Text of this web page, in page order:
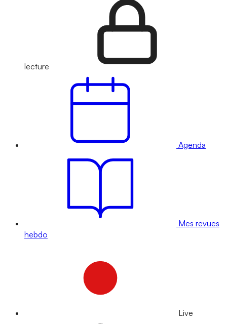
lecture
Agenda
Mes revues
hebdo
Live